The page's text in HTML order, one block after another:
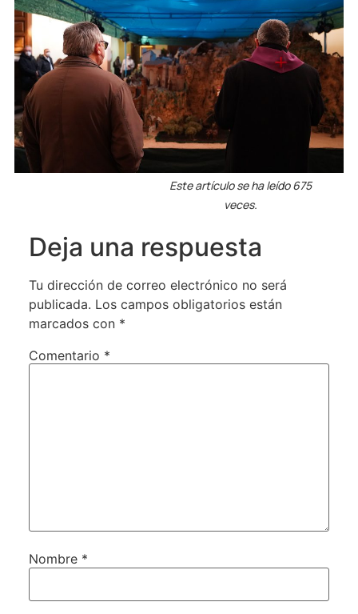
Este artículo se ha leído 675
veces.
Deja una respuesta
Tu dirección de correo electrónico no será
publicada. Los campos obligatorios están
marcados con *
Comentario *
Nombre *